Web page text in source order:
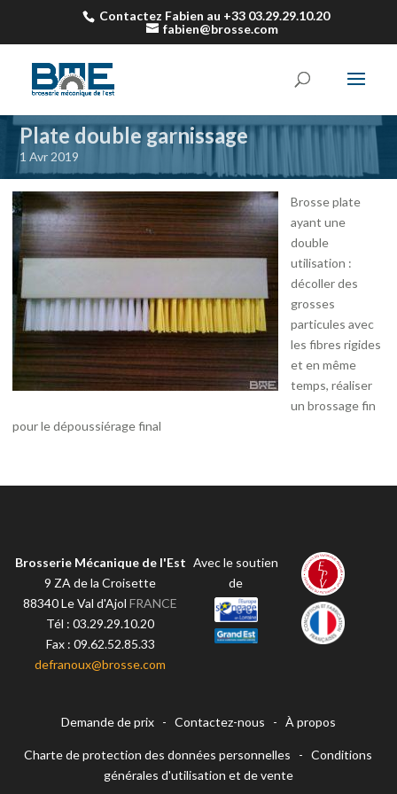
Contactez Fabien au +33 03.29.29.10.20
fabien@brosse.com
Plate double garnissage
1 Avr 2019
Brosse plate
ayant une
double
utilisation :
décoller des
grosses
particules avec
les fibres rigides
et en même
temps, réaliser
un brossage fin
pour le dépoussiérage final
Brosserie Mécanique de l'Est
9 ZA de la Croisette
88340Le Val d'Ajol FRANCE
Tél :03.29.29.10.20
Fax : 09.62.52.85.33
defranoux@brosse.com
Avec le soutien
de
Demande de prix- Contactez-nous - À propos
Charte de protection des données personnelles -Conditions
générales d'utilisation et de vente